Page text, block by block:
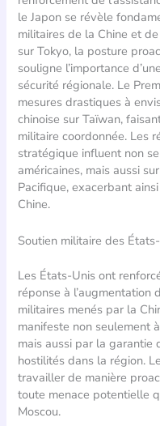
le Japon se révèle
militaires de la Chine et
sur Tokyo, la posture
souligne l’importance
sécurité régionale. Le
mesures drastiques à
chinoise sur Taïwan,
militaire coordonnée. Les
stratégique influent non
américaines, mais aussi
Pacifique, exacerbant
Chine.
Soutien militaire des
Les États-Unis ont
réponse à l’augmentation
militaires menés par la
manifeste non seulement
mais aussi par la garantie
hostilités dans la région.
travailler de manière
toute menace potentielle
Moscou.